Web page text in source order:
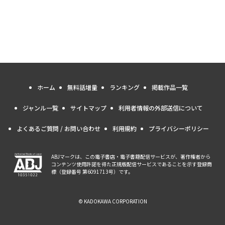
ホーム 無料話増量 ランキング 掲載作品一覧
ジャンル一覧 サイトマップ 利用者情報の外部送信について
よくあるご質問 / お問い合わせ 利用規約 プライバシーポリシー
ABJマークは、この電子書店・電子書籍配信サービスが、著作権者から
コンテンツ使用許諾を得た正規版配信サービスであることを示す登録商
標（登録番号 第6091713号）です。
© KADOKAWA CORPORATION